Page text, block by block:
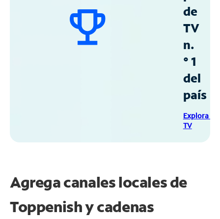
de
TV
n.
° 1
del
país
Explora
TV
Agrega canales locales de
Toppenish y cadenas